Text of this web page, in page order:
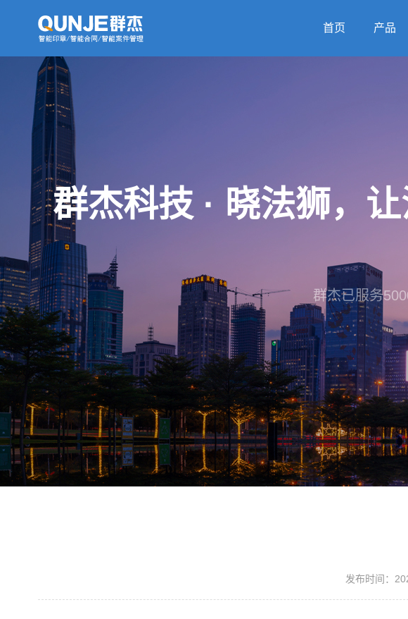
首页 产品
群杰科技 · 晓法狮，
群杰已服务
发布时间：